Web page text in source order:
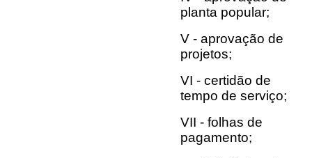
planta popular;
V - aprovação de
projetos;
VI - certidão de
tempo de serviço;
VII - folhas de
pagamento;